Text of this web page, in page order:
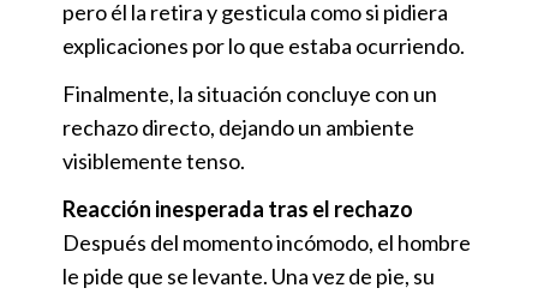
pero él la retira y gesticula como si pidiera
explicaciones por lo que estaba ocurriendo.
Finalmente, la situación concluye con un
rechazo directo, dejando un ambiente
visiblemente tenso.
Reacción inesperada tras el rechazo
Después del momento incómodo, el hombre
le pide que se levante. Una vez de pie, su